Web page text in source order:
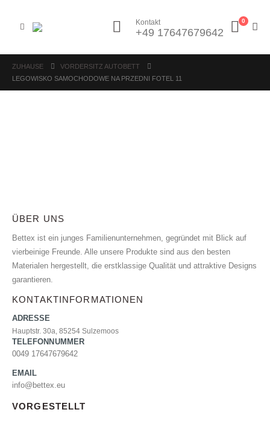
Kontakt
+49 17647679642
0
ZUHAUSE
VORDERSITZ AUTOBETT
LEGOWISKO SAMOCHODOWE NA PRZEDNI FOTEL 11
ÜBER UNS
Bettex ist ein junges Familienunternehmen, gegründet mit Blick auf
vierbeinige Freunde. Alle unsere Produkte sind aus den besten
Materialen hergestellt, die erstklassige Qualität und attraktive Designs
garantieren.
KONTAKTINFORMATIONEN
ADRESSE
Hauptstr. 30a, 85254 Sulzemoos
TELEFONNUMMER
0049 17647679642
EMAIL
info@bettex.eu
VORGESTELLT